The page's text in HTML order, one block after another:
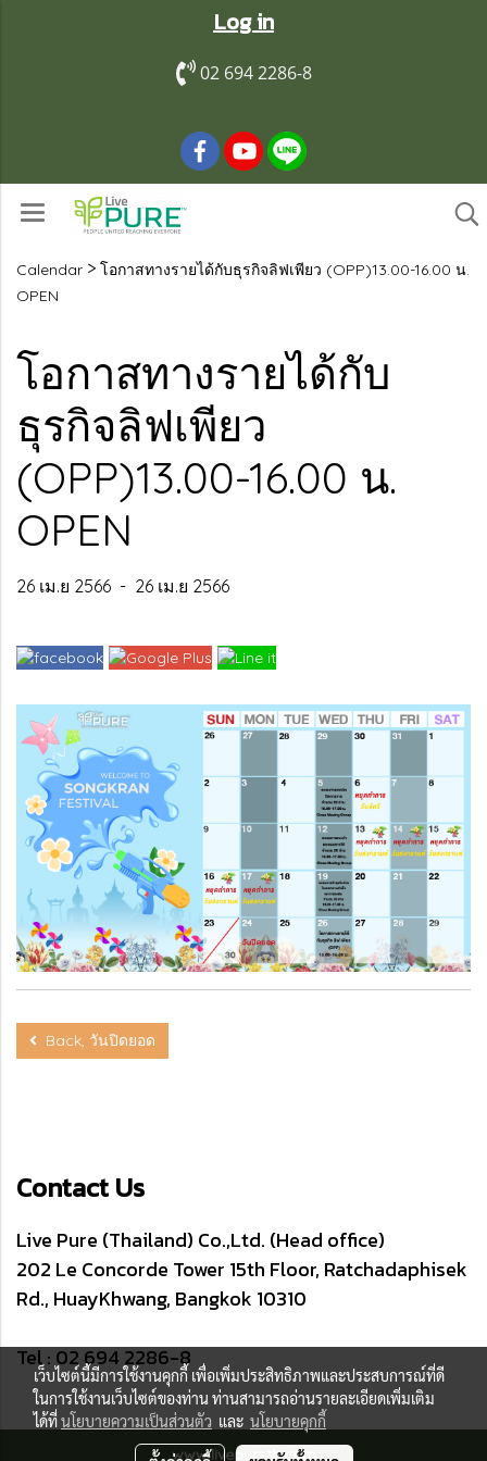
Log in
02 694 2286-8
Calendar > โอกาสทางรายได้กับธุรกิจลิฟเพียว (OPP)13.00-16.00 น.
OPEN
โอกาสทางรายได้กับ
ธุรกิจลิฟเพียว
(OPP)13.00-16.00 น.
OPEN
26 เม.ย 2566 - 26 เม.ย 2566
Back, วันปิดยอด
Contact Us
Live Pure (Thailand) Co.,Ltd. (Head office)
202 Le Concorde Tower 15th Floor, Ratchadaphisek
Rd., HuayKhwang, Bangkok 10310
Tel : 02 694 2286-8
www.livepureth.com
เว็บไซต์นี้มีการใช้งานคุกกี้ เพื่อเพิ่มประสิทธิภาพและประสบการณ์ที่ดี
ในการใช้งานเว็บไซต์ของท่าน ท่านสามารถอ่านรายละเอียดเพิ่มเติม
ได้ที่นโยบายความเป็นส่วนตัว และ นโยบายคุกกี้